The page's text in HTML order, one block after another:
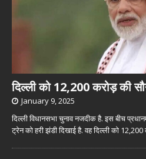
दिल्ली को 12,200 करोड़ की
January 9, 2025
दिल्ली विधानसभा चुनाव नजदीक है. इस बीच
ट्रेन को हरी झंडी दिखाई है. वह दिल्ली को